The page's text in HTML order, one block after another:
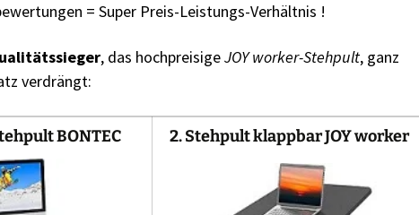
= Super Preis-Leistungs-Verhältnis !
, das hochpreisigeJOY worker-Stehpult, ganz
verdrängt:
BONTEC 2. Stehpult klappbar JOY worker